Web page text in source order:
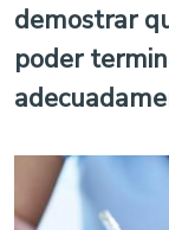
demostrar
poder